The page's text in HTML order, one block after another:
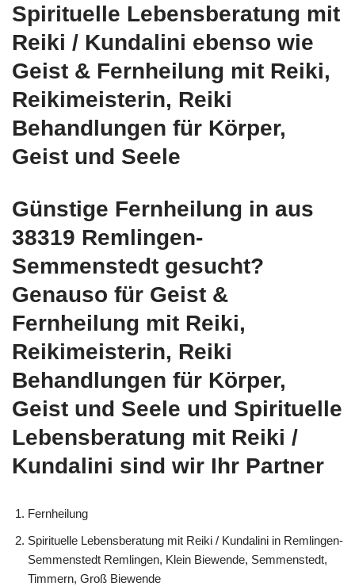
Spirituelle Lebensberatung mit
Reiki / Kundalini ebenso wie
Geist & Fernheilung mit Reiki,
Reikimeisterin, Reiki
Behandlungen für Körper,
Geist und Seele
Günstige Fernheilung in aus
38319 Remlingen-
Semmenstedt gesucht?
Genauso für Geist &
Fernheilung mit Reiki,
Reikimeisterin, Reiki
Behandlungen für Körper,
Geist und Seele und Spirituelle
Lebensberatung mit Reiki /
Kundalini sind wir Ihr Partner
Fernheilung
Spirituelle Lebensberatung mit Reiki / Kundalini in Remlingen-
Semmenstedt Remlingen, Klein Biewende, Semmenstedt,
Timmern, Groß Biewende